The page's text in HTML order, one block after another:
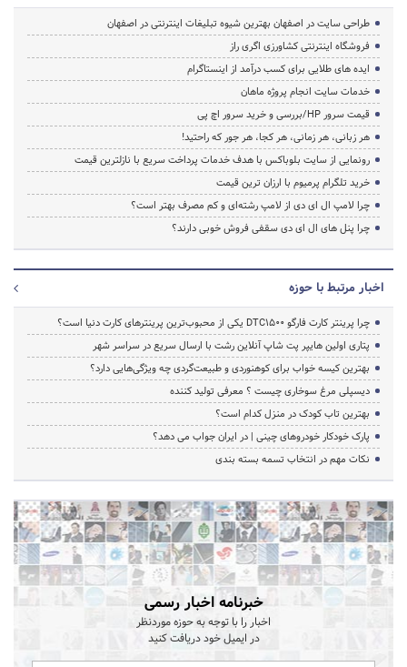
طراحی سایت در اصفهان بهترین شیوه تبلیغات اینترنتی در اصفهان
فروشگاه اینترنتی کشاورزی اگری راز
ایده های طلایی برای کسب درآمد از اینستاگرام
خدمات سایت انجام پروژه ماهان
قیمت سرور HP/بررسی و خرید سرور اچ پی
هر زبانی، هر زمانی، هر کجا، هر جور که راحتید!
رونمایی از سایت بلوباکس با هدف خدمات پرداخت سریع با نازلترین قیمت
خرید تلگرام پرمیوم با ارزان ترین قیمت
چرا لامپ ال ای دی از لامپ رشته‌ای و کم مصرف بهتر است؟
چرا پنل های ال ای دی سقفی فروش خوبی دارند؟
اخبار مرتبط با حوزه
چرا پرینتر کارت فارگو DTC1500 یکی از محبوب‌ترین پرینترهای کارت دنیا است؟
پتاری اولین هایپر پت شاپ آنلاین رشت با ارسال سریع در سراسر شهر
بهترین کیسه خواب برای کوهنوردی و طبیعت‌گردی چه ویژگی‌هایی دارد؟
دیسپلی مرغ سوخاری چیست ؟ معرفی تولید کننده
بهترین تاب کودک در منزل کدام است؟
پارک خودکار خودروهای چینی | در ایران جواب می دهد؟
نکات مهم در انتخاب تسمه بسته بندی
خبرنامه اخبار رسمی
اخبار را با توجه به حوزه موردنظر
در ایمیل خود دریافت کنید